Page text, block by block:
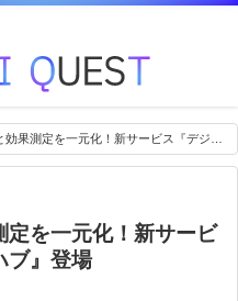
果測定を一元化！新サービス『デジタ
定を一元化！新サービ
ブ』登場